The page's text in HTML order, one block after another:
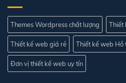
Themes Wordpress chất lượng Thiết
Thiết kế web giá rẻ Thiết kế web Hồ
Đơn vị thiết kế web uy tín